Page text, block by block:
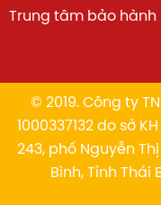
Trung tâm bảo hành
© 2019. Công ty
1000337132 do sở
243, phố Nguyễn
Bình, Tỉnh Thái